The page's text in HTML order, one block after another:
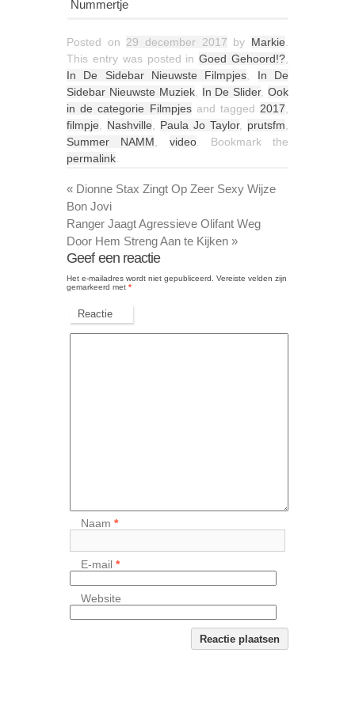
Nummertje
Posted on 29 december 2017 by Markie
This entry was posted inGoed Gehoord!?
In De Sidebar Nieuwste Filmpjes
In De
Sidebar Nieuwste Muziek, In De Slider,Ook
in de categorie Filmpjesand tagged 2017
filmpje
Nashville Paula Jo Taylor, prutsfm
Summer NAMM
video. Bookmark the
permalink
« Dionne Stax Zingt Op Zeer Sexy Wijze
Bon Jovi
Ranger Jaagt Agressieve Olifant Weg
Door Hem Streng Aan te Kijken »
Geef een reactie
Het e-mailadres wordt niet gepubliceerd.
Vereiste velden zijn
gemarkeerd met *
Reactie
Naam*
E-mail*
Website